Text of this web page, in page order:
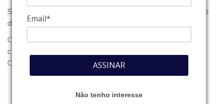
Email*
ASSINAR
Não tenho interesse
Se você estava procurando algum produto, clique em um dos
departamentos ou seções no menu acima.
Caso necessite de outro tipo de informação, entre em
contato com o nosso atendimento através do nosso
Conosco